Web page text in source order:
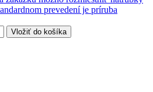
prevedení je príruba
Vložiť do košíka